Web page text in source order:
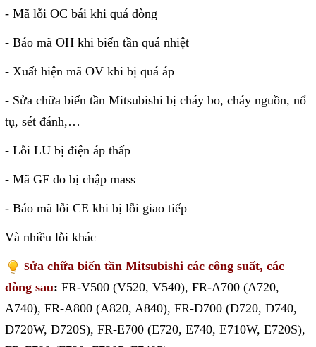
- Mã lỗi OC bái khi quá dòng
- Báo mã OH khi biến tần quá nhiệt
- Xuất hiện mã OV khi bị quá áp
- Sửa chữa biến tần Mitsubishi bị cháy bo, cháy nguồn, nổ
tụ, sét đánh,…
- Lỗi LU bị điện áp thấp
- Mã GF do bị chập mass
- Báo mã lỗi CE khi bị lỗi giao tiếp
Và nhiều lỗi khác
Sửa chữa biến tần Mitsubishi các công suất, các
dòng sau: FR-V500 (V520, V540), FR-A700 (A720,
A740), FR-A800 (A820, A840), FR-D700 (D720, D740,
D720W, D720S), FR-E700 (E720, E740, E710W, E720S),
Sửa Cân Điện Tử
Lập trình PLC
Lập trình màn hình HMI
Lập trình hệ thống Scada
Lập trình hệ thống Servo
Thông tin hữu ích
Hình ảnh sửa chữa